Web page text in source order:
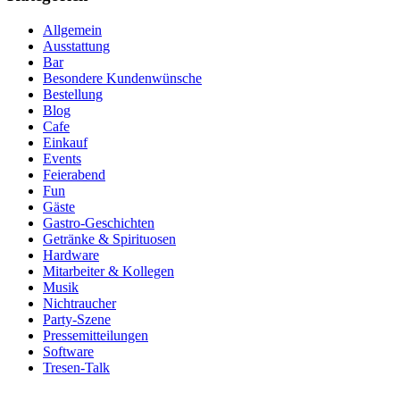
Allgemein
Ausstattung
Bar
Besondere Kundenwünsche
Bestellung
Blog
Cafe
Einkauf
Events
Feierabend
Fun
Gäste
Gastro-Geschichten
Getränke & Spirituosen
Hardware
Mitarbeiter & Kollegen
Musik
Nichtraucher
Party-Szene
Pressemitteilungen
Software
Tresen-Talk